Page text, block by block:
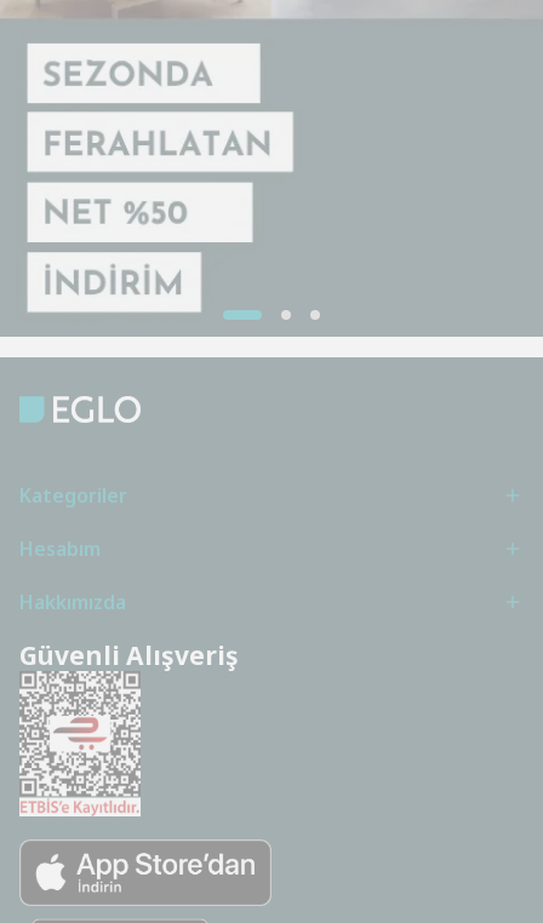
Kategoriler
Hesabım
Hakkımızda
Güvenli Alışveriş